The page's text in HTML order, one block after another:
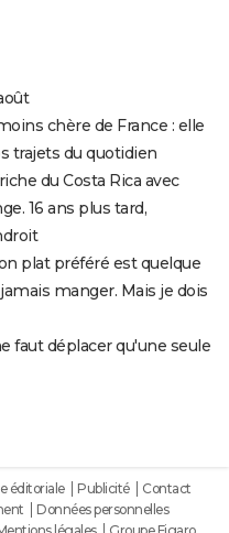
chère de France : elle
trajets du quotidien
du Costa Rica avec
16 ans plus tard,
plat préféré est quelque
manger. Mais je dois
faut déplacer qu'une seule
éditoriale Publicité
Contact
Données personnelles